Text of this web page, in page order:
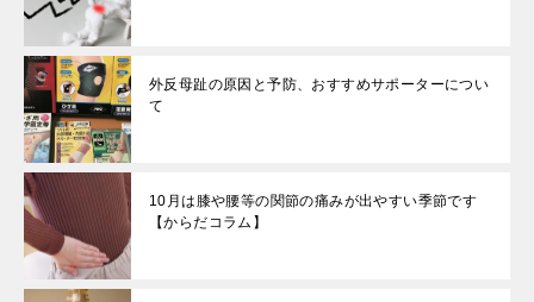
外反母趾の原因と予防、おすすめサポーターについ
て
10月は膝や腰等の関節の痛みが出やすい季節です
【からだコラム】